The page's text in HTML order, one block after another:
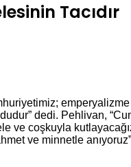
Tacıdır
dedi. Pehlivan,
ve coşkuyla
ve minnetle